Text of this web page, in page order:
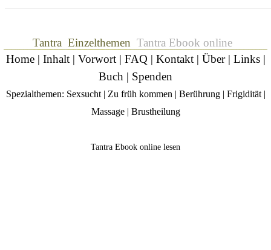
Tantra Einzelthemen Tantra Ebook online
Home| Inhalt| Vorwort| FAQ | Kontakt| Über| Links|
Buch | Spenden
Spezialthemen: Sexsucht| Zu früh kommen | Berührung| Frigidität|
Massage| Brustheilung
Tantra Ebook online lesen